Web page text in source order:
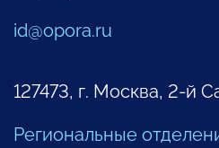
id@opora.ru
127473, г. Москва, 2-й
Региональные